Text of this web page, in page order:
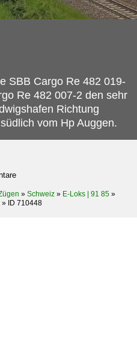
SBB Cargo Re 482 019-
Re 482 007-2 den sehr
Richtung
vom Hp Auggen.
» Schweiz » E-Loks | 91 85 »
» ID 710448